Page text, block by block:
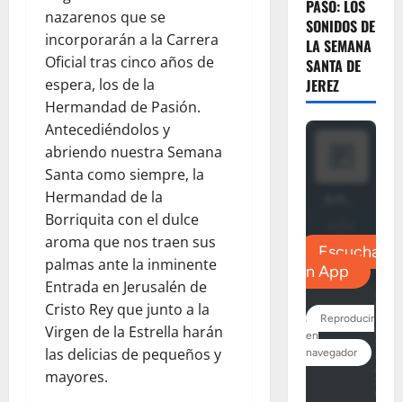
nazarenos que se
incorporarán a la Carrera
Oficial tras cinco años de
espera, los de la
Hermandad de Pasión.
Antecediéndolos y
abriendo nuestra Semana
Santa como siempre, la
Hermandad de la
Borriquita con el dulce
aroma que nos traen sus
palmas ante la inminente
Entrada en Jerusalén de
Cristo Rey que junto a la
Virgen de la Estrella harán
las delicias de pequeños y
mayores.
PASO: LOS
SONIDOS DE
LA SEMANA
SANTA DE
JEREZ